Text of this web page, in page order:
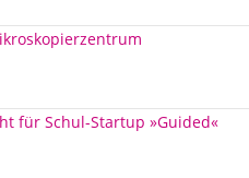
für Schul-Startup »Guided«